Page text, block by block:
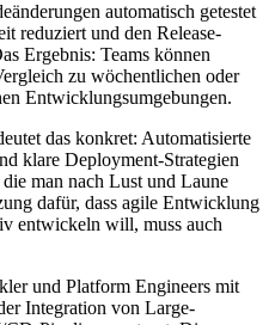
automatisch getestet
reduziert und den Release-
Ergebnis: Teams können
zu wöchentlichen oder
Entwicklungsumgebungen.
das konkret: Automatisierte
klare Deployment-Strategien
man nach Lust und Laune
dafür, dass agile Entwicklung
entwickeln will, muss auch
und Platform Engineers mit
Integration von Large-